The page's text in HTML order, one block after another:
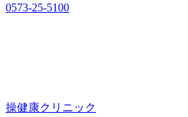
0573-25-5100
操健康クリニック